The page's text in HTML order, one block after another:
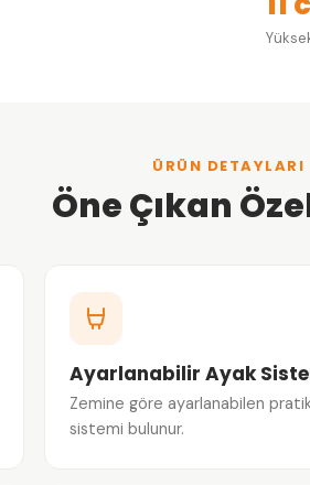
ÜRÜN DETAYLARI
Öne Çıkan
Ayarlanabilir Ayak
Zemine göre ayarlanabilen
sistemi bulunur.